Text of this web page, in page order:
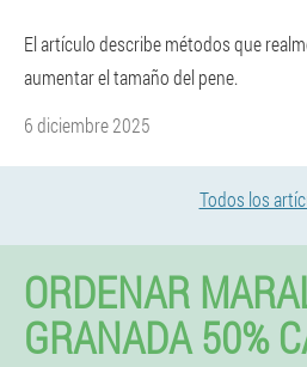
El artículo describe métodos que
aumentar el tamaño del pene.
6 diciembre 2025
Todos los
ORDENAR
GRANADA 50%